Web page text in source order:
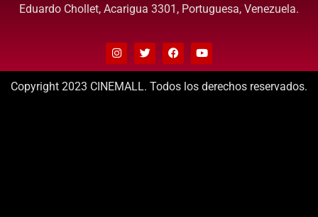
Eduardo Chollet, Acarigua 3301, Portuguesa, Venezuela.
Copyright 2023 CINEMALL. Todos los derechos reservados.